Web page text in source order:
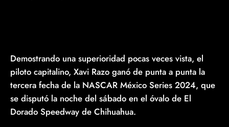
Demostrando una superioridad pocas veces vista, el
piloto capitalino, Xavi Razo ganó de punta a punta la
tercera fecha de la NASCAR México Series 2024, que
se disputó la noche del sábado en el óvalo de El
Dorado Speedway de Chihuahua.